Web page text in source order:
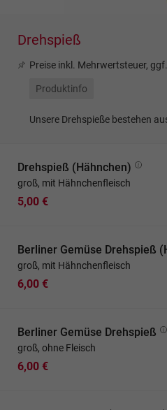
Drehspieß
Preise inkl. Mehrwertsteuer,
Produktinfo
Unsere Drehspieße bestehen
Drehspieß (Hähnchen)
groß, mit Hähnchenfleisch
5,00 €
Berliner Gemüse Drehspieß
groß, mit Hähnchenfleisch
6,00 €
Berliner Gemüse Drehspieß
groß, ohne Fleisch
6,00 €